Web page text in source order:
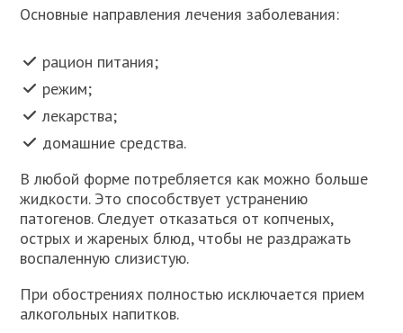
Основные направления лечения заболевания:
рацион питания;
режим;
лекарства;
домашние средства.
В любой форме потребляется как можно больше
жидкости. Это способствует устранению
патогенов. Следует отказаться от копченых,
острых и жареных блюд, чтобы не раздражать
воспаленную слизистую.
При обострениях полностью исключается прием
алкогольных напитков.